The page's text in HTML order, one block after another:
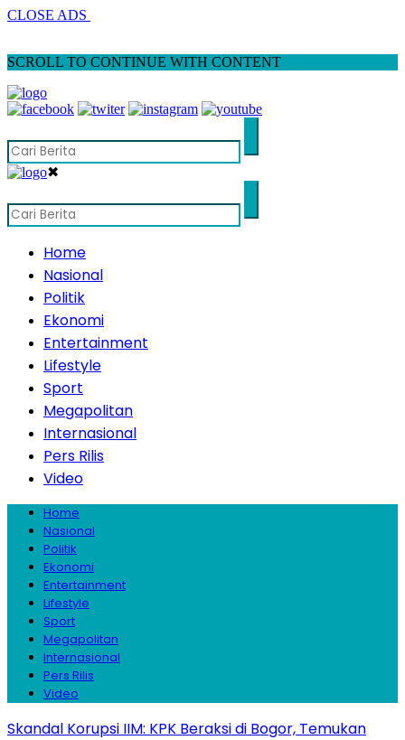
CLOSE ADS
SCROLL TO CONTINUE WITH CONTENT
✖
Home
Nasional
Politik
Ekonomi
Entertainment
Lifestyle
Sport
Megapolitan
Internasional
Pers Rilis
Video
Home
Nasional
Politik
Ekonomi
Entertainment
Lifestyle
Sport
Megapolitan
Internasional
Pers Rilis
Video
Skandal Korupsi IIM: KPK Beraksi di Bogor, Temukan